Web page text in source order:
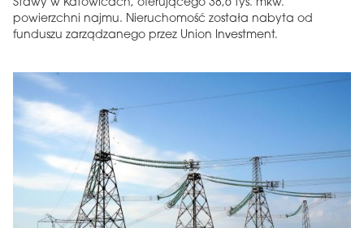
Stawy w Katowicach, oferującego 38,6 tys. mkw.
powierzchni najmu. Nieruchomość została nabyta od
funduszu zarządzanego przez Union Investment.